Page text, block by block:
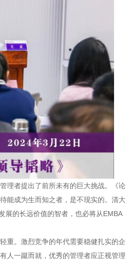
理者提出了前所未有的巨大挑战。《论
能成为生而知之者，是不现实的。清大
展的长远价值的智者，也必将从EMBA
重。激烈竞争的年代需要稳健扎实的企
人一蹴而就，优秀的管理者应正视管理